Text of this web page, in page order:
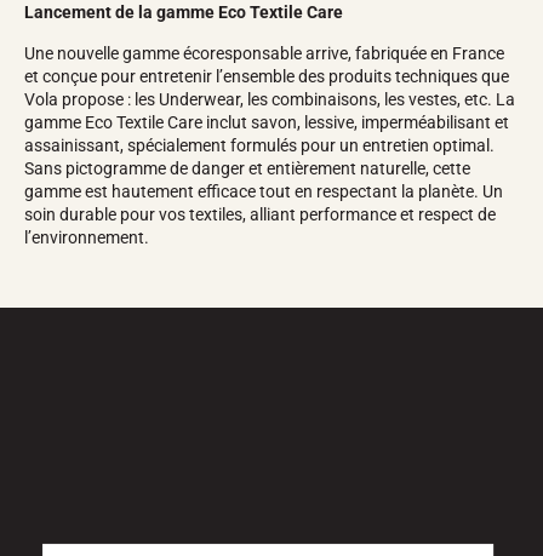
Lancement de la gamme Eco Textile Care
Une nouvelle gamme écoresponsable arrive, fabriquée en France
et conçue pour entretenir l’ensemble des produits techniques que
Vola propose : les Underwear, les combinaisons, les vestes, etc. La
gamme Eco Textile Care inclut savon, lessive, imperméabilisant et
assainissant, spécialement formulés pour un entretien optimal.
Sans pictogramme de danger et entièrement naturelle, cette
gamme est hautement efficace tout en respectant la planète. Un
soin durable pour vos textiles, alliant performance et respect de
l’environnement.